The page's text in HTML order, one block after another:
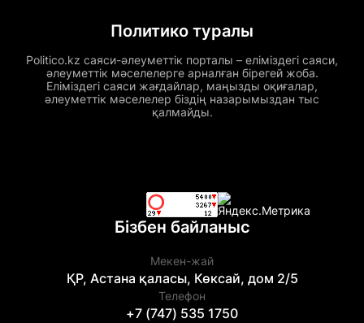
Политико туралы
Politico.kz саяси-әлеуметтік порталы – еліміздегі саяси,
әлеуметтік мәселелерге арналған бірегей жоба.
Еліміздегі саяси жағдайлар, маңызды оқиғалар,
әлеуметтік мәселелер біздің назарымыздан тыс
қалмайды.
Бізбен байланыс
Мекен-жай
ҚР, Астана қаласы, Көксай, дом 2/5
Телефон
+7 (747) 535 1750